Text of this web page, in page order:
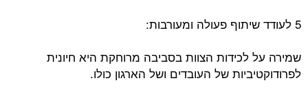
5 לעודד שיתוף פעולה ומעורבות:
שמירה על לכידות הצוות בסביבה מרוחקת היא חיונית
לפרודוקטיביות של העובדים ושל הארגון כולו.